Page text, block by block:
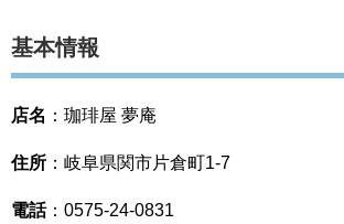
基本情報
店名 ：珈琲屋 夢庵
住所 ：岐阜県関市片倉町1-7
電話：0575-24-0831